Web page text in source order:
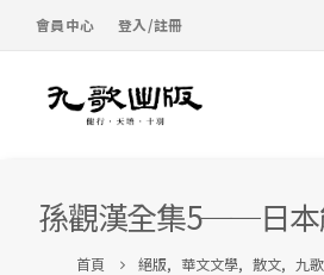
會員中心 登入/註冊
孫觀漢全集5──日本
首頁 絕版, 華文文學, 散文, 九歌